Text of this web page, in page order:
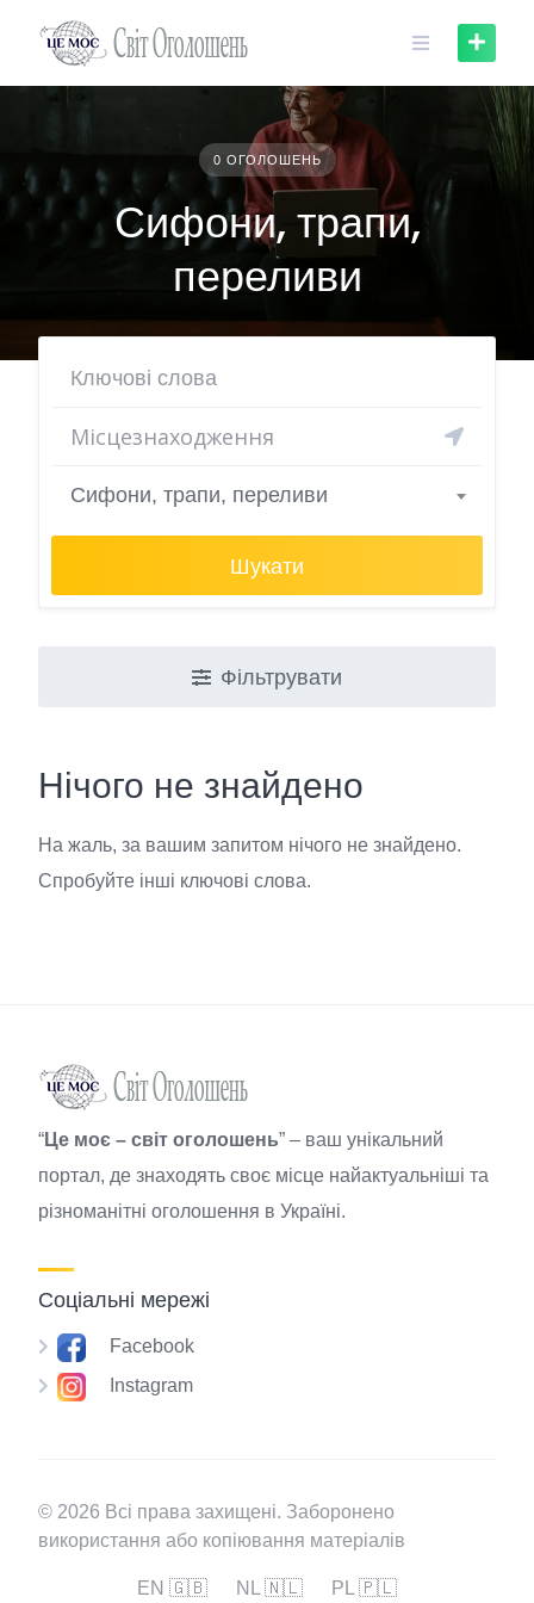
0 ОГОЛОШЕНЬ
Сифони, трапи,
переливи
Сифони, трапи, переливи
Шукати
Фільтрувати
Нічого не знайдено
На жаль, за вашим запитом нічого не знайдено.
Спробуйте інші ключові слова.
“Це моє – світ оголошень” – ваш унікальний
портал, де знаходять своє місце найактуальніші та
різноманітні оголошення в Україні.
Соціальні мережі
Facebook
Instagram
© 2026 Всі права захищені. Заборонено
використання або копіювання матеріалів
EN 🇬🇧 NL 🇳🇱 PL 🇵🇱